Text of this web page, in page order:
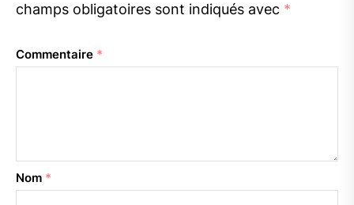
champs obligatoires sont indiqués avec *
Commentaire *
Nom *